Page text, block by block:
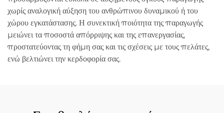
χωρίς αναλογική αύξηση του ανθρώπινου δυναμικού ή του
χώρου εγκατάστασης. Η συνεκτική ποιότητα της παραγωγής
μειώνει τα ποσοστά απόρριψης και της επανεργασίας,
προστατεύοντας τη φήμη σας και τις σχέσεις με τους πελάτες,
ενώ βελτιώνει την κερδοφορία σας.